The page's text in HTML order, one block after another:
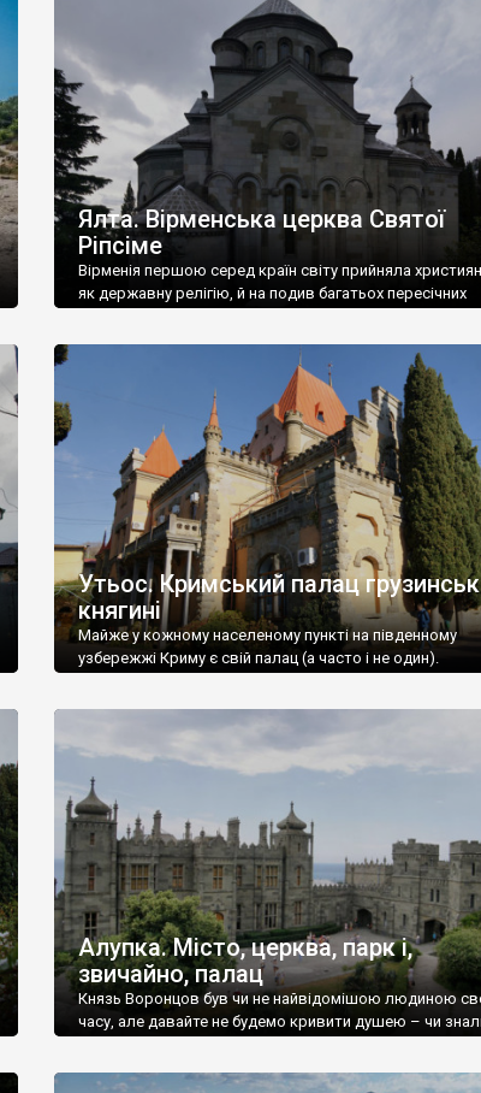
називаються «повстяками» (postaki)…” “Вино. Крим
виробляє відмінне вино і його вдосталь: воно все
легке біле і дуже […]
Ялта. Вірменська церква Святої
Ріпсіме
Вірменія першою серед країн світу прийняла
як державну релігію, й на подив багатьох пересічних
Утьос. Кримський палац
княгині
Майже у кожному населеному пункті на південному
узбережжі Криму є свій палац (а часто і не один).
Алупка. Місто, церква, парк і,
звичайно, палац
Князь Воронцов був чи не найвідомішою людиною
часу, але давайте не будемо кривити душею – чи